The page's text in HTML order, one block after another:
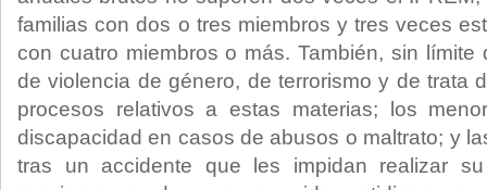
familias con dos o tres miembros y tres veces
con cuatro miembros o más. También, sin límite
de violencia de género, de terrorismo y de trata
procesos relativos a estas materias; los
discapacidad en casos de abusos o maltrato; y
tras un accidente que les impidan realizar